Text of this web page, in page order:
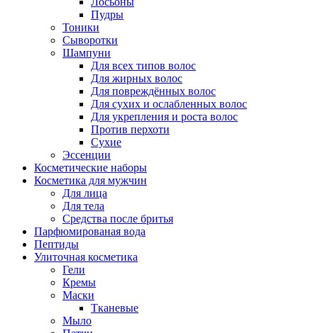
Пудры
Тоники
Сыворотки
Шампуни
Для всех типов волос
Для жирных волос
Для повреждённых волос
Для сухих и ослабленных волос
Для укрепления и роста волос
Против перхоти
Сухие
Эссенции
Косметические наборы
Косметика для мужчин
Для лица
Для тела
Средства после бритья
Парфюмированая вода
Пептиды
Улиточная косметика
Гели
Кремы
Маски
Тканевые
Мыло